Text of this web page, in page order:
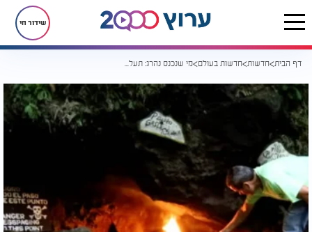
שידור חי
דף הבית חדשות חדשות בעולם מי שנכנס נהרג: תעלומת "מערת המוות" בקוסטה ריקה